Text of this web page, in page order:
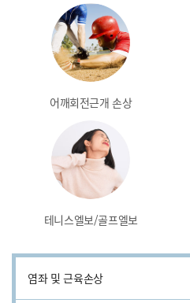
어깨회전근개 손상
테니스엘보/골프엘보
염좌 및 근육손상